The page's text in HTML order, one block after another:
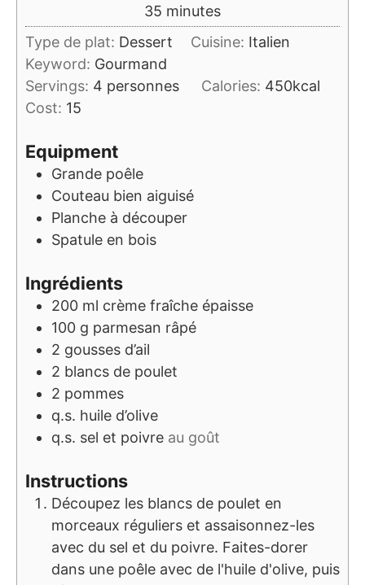
35 minutes
minutes
Type de plat: Dessert Cuisine: Italien
Keyword: Gourmand
Servings: 4 personnes Calories: 450kcal
Cost: 15
Equipment
Grande poêle
Couteau bien aiguisé
Planche à découper
Spatule en bois
Ingrédients
200 ml crème fraîche épaisse
100 g parmesan râpé
2 gousses d’ail
2 blancs de poulet
2 pommes
q.s. huile d’olive
q.s. sel et poivre au goût
Instructions
Découpez les blancs de poulet en
morceaux réguliers et assaisonnez-les
avec du sel et du poivre. Faites-dorer
dans une poêle avec de l'huile d'olive, puis